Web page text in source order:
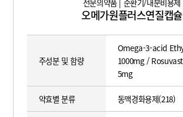
오메가원플러스연질캡슐
주성분 및 함량
Omega-3-acid
1000mg /
5mg
약효별 분류 동맥경화용제(218)